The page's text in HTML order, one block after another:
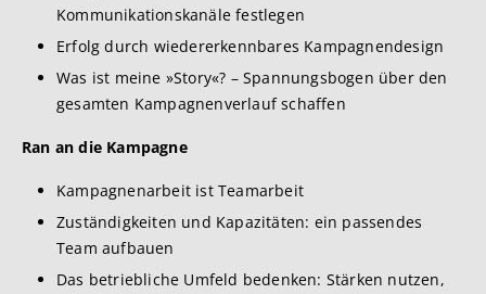
Kommunikationskanäle festlegen
Erfolg durch wiedererkennbares Kampagnendesign
Was ist meine »Story«? – Spannungsbogen über den
gesamten Kampagnenverlauf schaffen
Ran an die Kampagne
Kampagnenarbeit ist Teamarbeit
Zuständigkeiten und Kapazitäten: ein passendes
Team aufbauen
Das betriebliche Umfeld bedenken: Stärken nutzen,